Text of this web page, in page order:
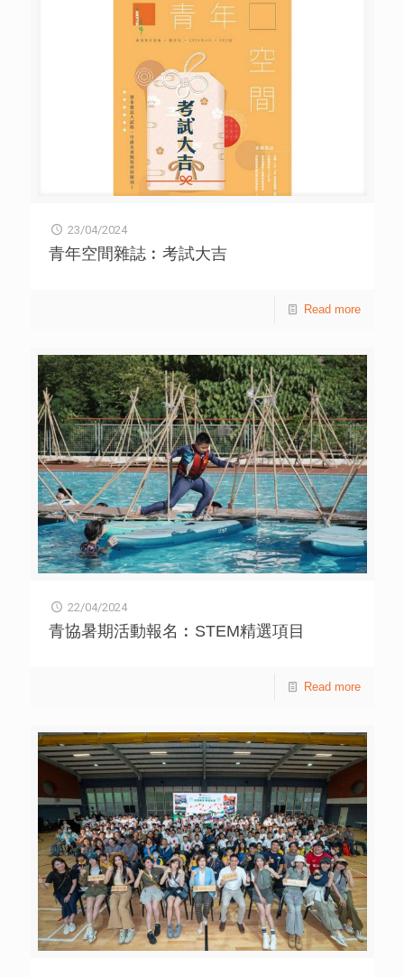
機會。這就是他能夠成為一個備受人認識的演員之原因。在
場青年反應踴躍，並抓住機會發問取經。 青協TYGo！Go
Media！的Go Fun戰系列現正招募青年綜藝節目主持及玩
家，更有機會直接受珈其訓練你成為節目主持人。 報名表
格： 【Go Fun 戰】-「綜藝主持接班人」：
https://forms.office.com/r/b4QuDyB26u 【Go Fun 戰】-
「招募遊戲綜藝節目參加者及協助人員：
https://forms.office.com/r/tzkAcshdH8 關於 TYOG! 由香
港賽馬會慈善信託基金捐助，香港遊樂場協會、香港小童群
益會、香港青年協會、香港基督教青年會及香港基督教女青
年會聯合主辦 – Jockey Club “The Year of Go!” Series
(“TYoG!”)支持New Gen 共同探索遊歷，持續發掘每天生活
23/04/2024
青年空間雜誌︰考試大吉
Read more
22/04/2024
青協暑期活動報名︰STEM精選項目
Read more